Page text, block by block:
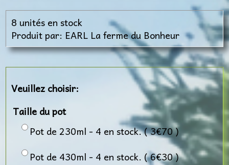
8 unités en stock
Produit par: EARL La ferme du Bonheur
Veuillez choisir:
Taille du pot
Pot de 230ml - 4 en stock. ( 3€70 )
Pot de 430ml - 4 en stock. ( 6€30 )